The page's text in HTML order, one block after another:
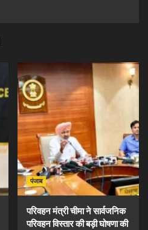
पंजाब
परिवहन मंत्री चीमा ने सार्वजनिक
परिवहन विस्तार की बड़ी घोषणा की